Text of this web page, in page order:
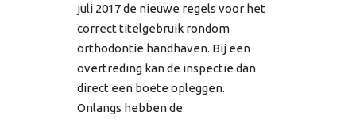
juli 2017 de nieuwe regels voor het
correct titelgebruik rondom
orthodontie handhaven. Bij een
overtreding kan de inspectie dan
direct een boete opleggen.
Onlangs hebben de